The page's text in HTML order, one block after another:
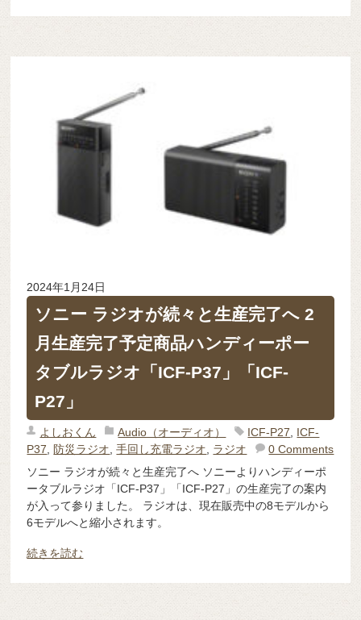
2024年1月24日
ソニー ラジオが続々と生産完了へ 2
月生産完了予定商品ハンディーポー
タブルラジオ「ICF-P37」「ICF-
P27」
よしおくん Audio（オーディオ） ICF-P27
ICF-
P37
防災ラジオ ,手回し充電ラジオ ラジオ
0 Comments
ソニー ラジオが続々と生産完了へ ソニーよりハンディーポ
ータブルラジオ「ICF-P37」「ICF-P27」の生産完了の案内
が入って参りました。 ラジオは、現在販売中の8モデルから
6モデルへと縮小されます。
続きを読む